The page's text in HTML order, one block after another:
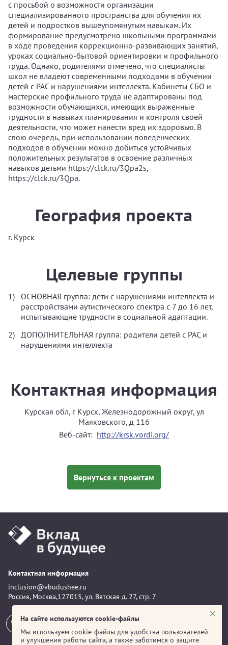
с просьбой о возможности организации
специализированного пространства для обучения их
детей и подростков вышеупомянутым навыкам. Их
формирование предусмотрено школьными программами
в ходе проведения коррекционно-развивающих занятий,
уроках социально-бытовой ориентировки и профильного
труда. Однако, родителями отмечено, что специалисты
школ не владеют современными подходами в обучении
детей с РАС и нарушениями интеллекта. Кабинеты СБО и
мастерские профильного труда не адаптированы под
возможности обучающихся, имеющих выраженные
трудности в навыках планирования и контроля своей
деятельности, что может нанести вред их здоровью. В
свою очередь, при использовании поведенческих
подходов в обучении можно добиться устойчивых
положительных результатов в освоение различных
навыков детьми https://clck.ru/3Qpa2s,
https://clck.ru/3Qpa.
География проекта
г. Курск
Целевые группы
ОСНОВНАЯ группа: дети с нарушениями интеллекта и
расстройствами аутистического спектра с 7 до 16 лет,
испытывающие трудности в социальной адаптации.
ДОПОЛНИТЕЛЬНАЯ группа: родители детей с РАС и
нарушениями интеллекта
Контактная информация
Курская обл, г Курск, Железнодорожный округ, ул
Маяковского, д 116
Веб-сайт: http://krsk.vordi.org/
Вернуться к проектам
Контактная информация
inclusion@vbudushee.ru
Россия, Москва,127015, ул. Вятская д. 27, стр. 7
На сайте используются cookie-файлы
Мы используем cookie-файлы для удобства пользователей
и улучшения работы сайта, а также заботимся о защите